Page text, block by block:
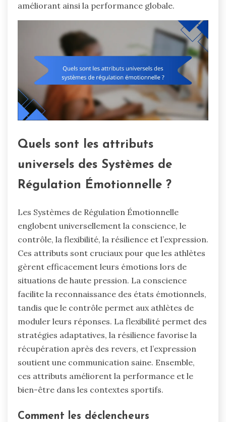
améliorant ainsi la performance globale.
Quels sont les attributs
universels des Systèmes de
Régulation Émotionnelle ?
Les Systèmes de Régulation Émotionnelle
englobent universellement la conscience, le
contrôle, la flexibilité, la résilience et l’expression.
Ces attributs sont cruciaux pour que les athlètes
gèrent efficacement leurs émotions lors de
situations de haute pression. La conscience
facilite la reconnaissance des états émotionnels,
tandis que le contrôle permet aux athlètes de
moduler leurs réponses. La flexibilité permet des
stratégies adaptatives, la résilience favorise la
récupération après des revers, et l’expression
soutient une communication saine. Ensemble,
ces attributs améliorent la performance et le
bien-être dans les contextes sportifs.
Comment les déclencheurs